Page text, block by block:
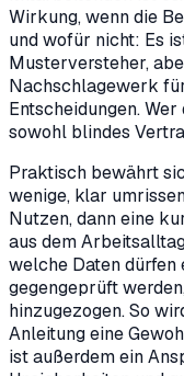
Wirkung, wenn die
und wofür nicht: Es
Musterversteher,
Nachschlagewerk
Entscheidungen.
sowohl blindes
Praktisch bewährt
wenige, klar
Nutzen, dann eine
aus dem
welche Daten dürfen
gegengeprüft
hinzugezogen. So
Anleitung eine
ist außerdem ein